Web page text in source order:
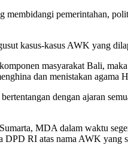
membidangi pemerintahan,
kasus-kasus AWK yang
masyarakat Bali,
dan menistakan agama
dengan ajaran
MDA dalam waktu
DPD RI atas nama AWK yang